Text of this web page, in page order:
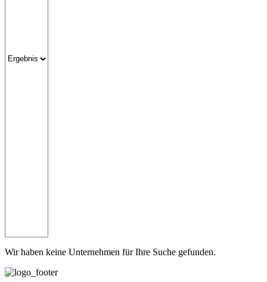
Wir haben keine Unternehmen für Ihre Suche gefunden.